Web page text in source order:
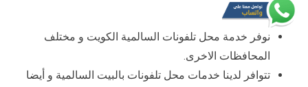
نوفر خدمة محل تلفونات السالمية الكويت و مختلف
المحافظات الاخرى.
تتوافر لدينا خدمات محل تلفونات بالبيت السالمية و أيضا